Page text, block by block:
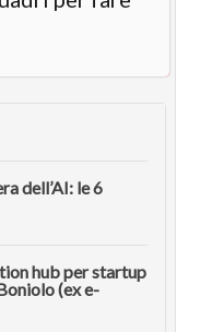
dell’AI: le 6
hub per startup
(ex e-